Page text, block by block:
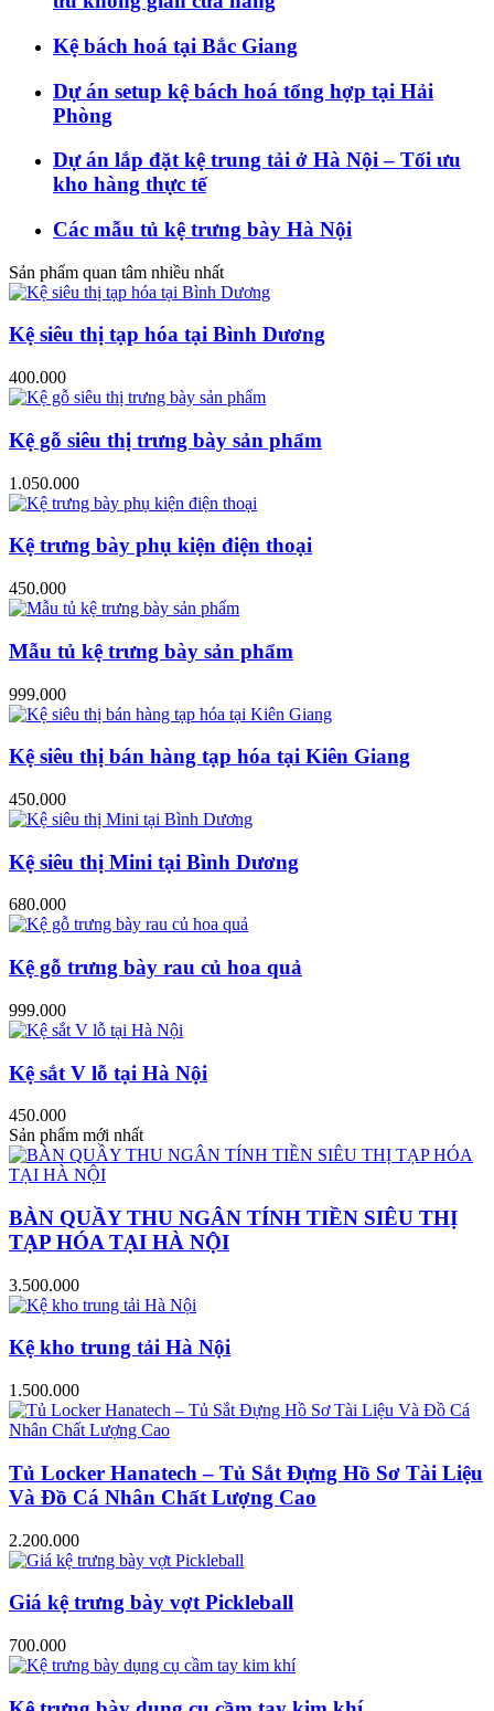
Kệ bách hoá tại Bắc Giang
Dự án setup kệ bách hoá tổng hợp tại Hải
Phòng
Dự án lắp đặt kệ trung tải ở Hà Nội – Tối ưu
kho hàng thực tế
Các mẫu tủ kệ trưng bày Hà Nội
Sản phẩm quan tâm nhiều nhất
Kệ siêu thị tạp hóa tại Bình Dương
400.000
Kệ gỗ siêu thị trưng bày sản phẩm
1.050.000
Kệ trưng bày phụ kiện điện thoại
450.000
Mẫu tủ kệ trưng bày sản phẩm
999.000
Kệ siêu thị bán hàng tạp hóa tại Kiên Giang
450.000
Kệ siêu thị Mini tại Bình Dương
680.000
Kệ gỗ trưng bày rau củ hoa quả
999.000
Kệ sắt V lỗ tại Hà Nội
450.000
Sản phẩm mới nhất
BÀN QUẦY THU NGÂN TÍNH TIỀN SIÊU THỊ
TẠP HÓA TẠI HÀ NỘI
3.500.000
Kệ kho trung tải Hà Nội
1.500.000
Tủ Locker Hanatech – Tủ Sắt Đựng Hồ Sơ Tài Liệu
Và Đồ Cá Nhân Chất Lượng Cao
2.200.000
Giá kệ trưng bày vợt Pickleball
700.000